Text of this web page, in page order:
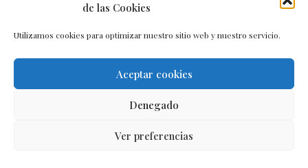
de las Cookies
Utilizamos cookies para optimizar nuestro sitio web y nuestro servicio.
Aceptar cookies
Denegado
Ver preferencias
El compromiso del Gobierno de España por combatir
euros con cargo al pacto de Estado contra violencia
de género. Un pacto que nació en el 2017, pero es en
2018 cuando se dota económicamente y, a partir de